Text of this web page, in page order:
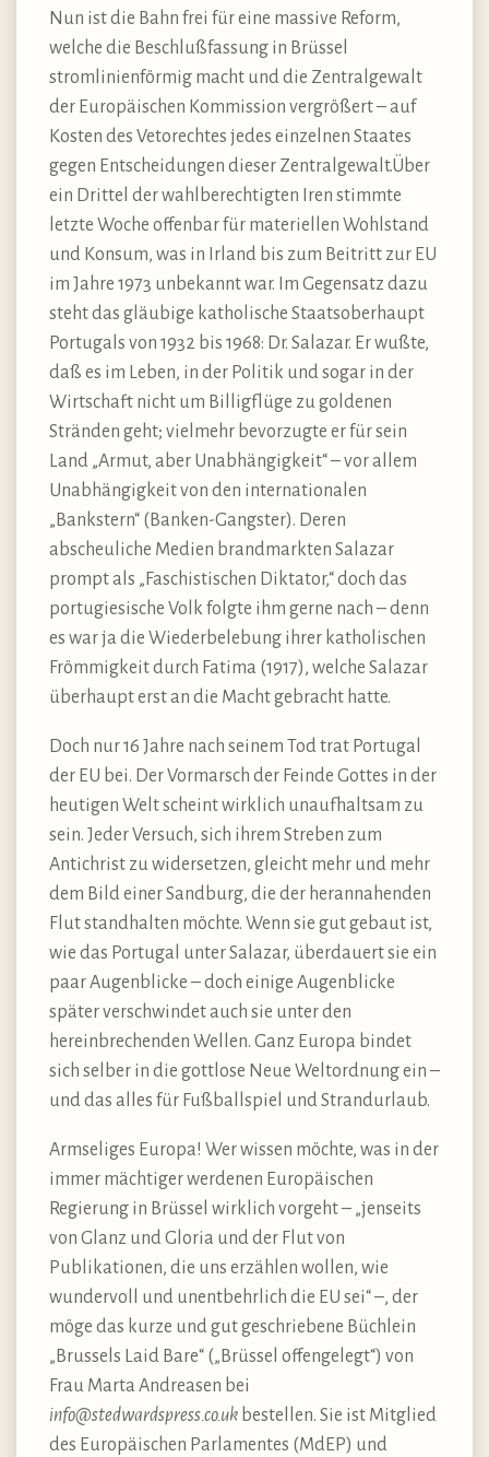
Nun ist die Bahn frei für eine massive Reform,
welche die Beschlußfassung in Brüssel
stromlinienförmig macht und die Zentralgewalt
der Europäischen Kommission vergrößert – auf
Kosten des Vetorechtes jedes einzelnen Staates
gegen Entscheidungen dieser Zentralgewalt.Über
ein Drittel der wahlberechtigten Iren stimmte
letzte Woche offenbar für materiellen Wohlstand
und Konsum, was in Irland bis zum Beitritt zur EU
im Jahre 1973 unbekannt war. Im Gegensatz dazu
steht das gläubige katholische Staatsoberhaupt
Portugals von 1932 bis 1968: Dr. Salazar. Er wußte,
daß es im Leben, in der Politik und sogar in der
Wirtschaft nicht um Billigflüge zu goldenen
Stränden geht; vielmehr bevorzugte er für sein
Land „Armut, aber Unabhängigkeit“ – vor allem
Unabhängigkeit von den internationalen
„Bankstern“ (Banken-Gangster). Deren
abscheuliche Medien brandmarkten Salazar
prompt als „Faschistischen Diktator,“ doch das
portugiesische Volk folgte ihm gerne nach – denn
es war ja die Wiederbelebung ihrer katholischen
Frömmigkeit durch Fatima (1917), welche Salazar
überhaupt erst an die Macht gebracht hatte.
Doch nur 16 Jahre nach seinem Tod trat Portugal
der EU bei. Der Vormarsch der Feinde Gottes in der
heutigen Welt scheint wirklich unaufhaltsam zu
sein. Jeder Versuch, sich ihrem Streben zum
Antichrist zu widersetzen, gleicht mehr und mehr
dem Bild einer Sandburg, die der herannahenden
Flut standhalten möchte. Wenn sie gut gebaut ist,
wie das Portugal unter Salazar, überdauert sie ein
paar Augenblicke – doch einige Augenblicke
später verschwindet auch sie unter den
hereinbrechenden Wellen. Ganz Europa bindet
sich selber in die gottlose Neue Weltordnung ein –
und das alles für Fußballspiel und Strandurlaub.
Armseliges Europa! Wer wissen möchte, was in der
immer mächtiger werdenen Europäischen
Regierung in Brüssel wirklich vorgeht – „jenseits
von Glanz und Gloria und der Flut von
Publikationen, die uns erzählen wollen, wie
wundervoll und unentbehrlich die EU sei“ –, der
möge das kurze und gut geschriebene Büchlein
„Brussels Laid Bare“ („Brüssel offengelegt“) von
Frau Marta Andreasen bei
info@stedwardspress.co.uk bestellen. Sie ist Mitglied
des Europäischen Parlamentes (MdEP) und